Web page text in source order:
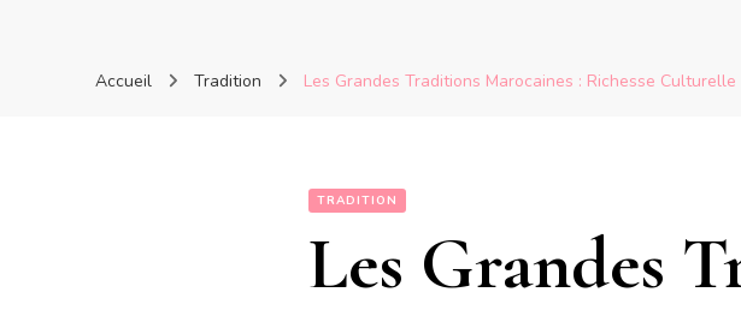
Accueil Tradition Les Grandes Traditions Marocaines : Richesse
TRADITION
Les Grandes